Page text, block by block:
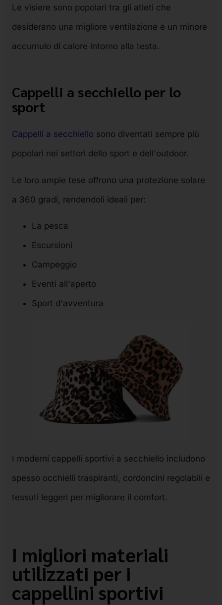
Le visiere sono popolari tra gli atleti che
desiderano una migliore ventilazione e un minore
accumulo di calore intorno alla testa.
Cappelli a secchiello per lo
sport
Cappelli a secchiello sono diventati sempre più
popolari nei settori dello sport e dell'outdoor.
Le loro ampie tese offrono una protezione solare
a 360 gradi, rendendoli ideali per:
La pesca
Escursioni
Campeggio
Eventi all'aperto
Sport d'avventura
I moderni cappelli sportivi a secchiello includono
spesso occhielli traspiranti, cordoncini regolabili e
tessuti leggeri per migliorare il comfort.
I migliori materiali
utilizzati per i
cappellini sportivi